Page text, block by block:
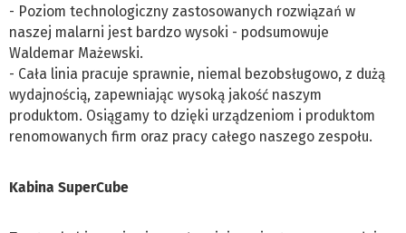
- Poziom technologiczny zastosowanych rozwiązań w
naszej malarni jest bardzo wysoki - podsumowuje
Waldemar Mażewski.
- Cała linia pracuje sprawnie, niemal bezobsługowo, z dużą
wydajnością, zapewniając wysoką jakość naszym
produktom. Osiągamy to dzięki urządzeniom i produktom
renomowanych firm oraz pracy całego naszego zespołu.
Kabina SuperCube